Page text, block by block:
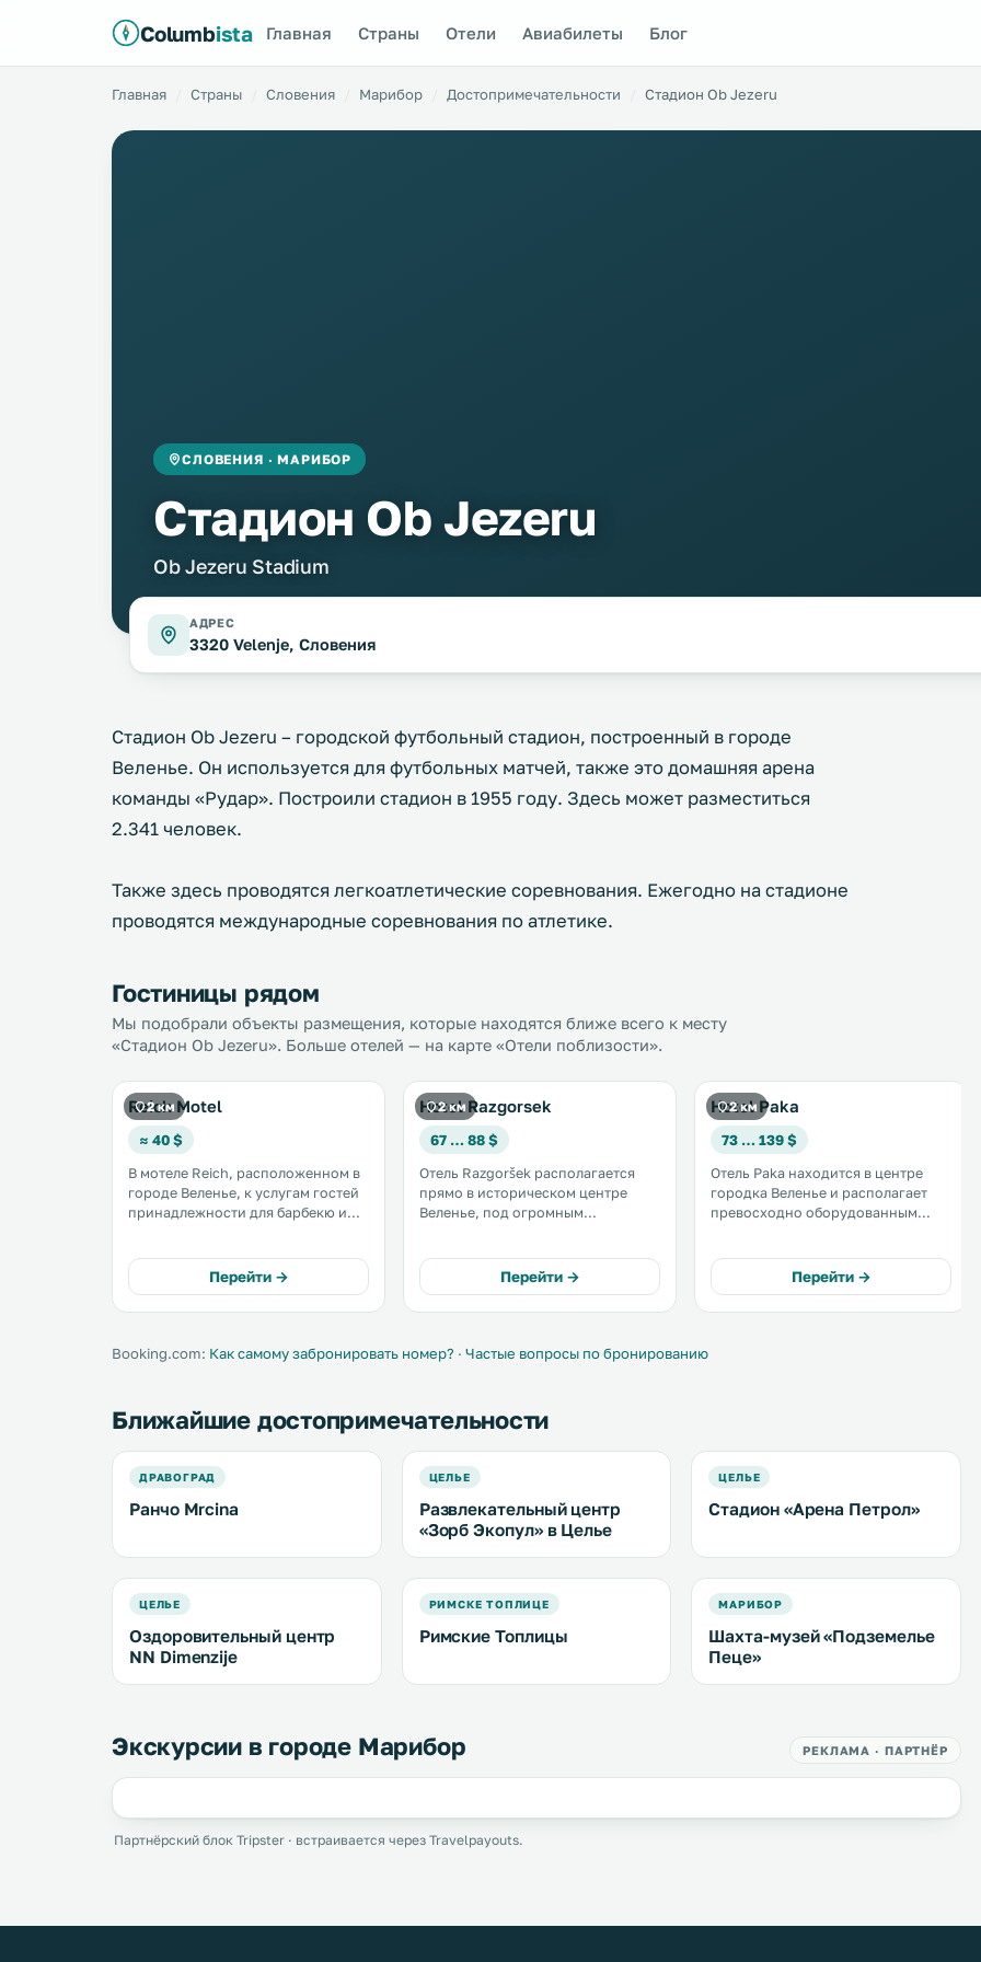
Columbista Главная Страны Отели Авиабилеты Блог
Главная Страны Словения Марибор Достопримечательности Стадион Ob Jezeru
СЛОВЕНИЯ · МАРИБОР
Стадион Ob Jezeru
Ob Jezeru Stadium
АДРЕС
3320 Velenje, Словения
Стадион Ob Jezeru – городской футбольный стадион, построенный в городе
Веленье. Он используется для футбольных матчей, также это домашняя арена
команды «Рудар». Построили стадион в 1955 году. Здесь может разместиться
2.341 человек.
Также здесь проводятся легкоатлетические соревнования. Ежегодно на стадионе
проводятся международные соревнования по атлетике.
Гостиницы рядом
Мы подобрали объекты размещения, которые находятся ближе всего к месту
«Стадион Ob Jezeru». Больше отелей — на карте «Отели поблизости».
2 км
Reich Motel
≈ 40 $
В мотеле Reich, расположенном в
городе Веленье, к услугам гостей
принадлежности для барбекю и
кондиционером и телевизором. В
некоторых из них имеется
гостиная зона. .
Перейти →
2 км
Hotel Razgorsek
67 … 88 $
Отель Razgoršek располагается
прямо в историческом центре
Веленье, под огромным
площади, отель отличается тихим
месторасположением на краю
леса. .
Перейти →
2 км
Hotel Paka
73 … 139 $
Отель Paka находится в центре
городка Веленье и располагает
превосходно оборудованным
беспроводным доступом в
Интернет и другими удобствами. .
Перейти →
Booking.com: Как самому забронировать номер? · Частые вопросы по бронированию
Ближайшие достопримечательности
ДРАВОГРАД
Ранчо Mrcina
ЦЕЛЬЕ
Развлекательный центр
«Зорб Экопул» в Целье
ЦЕЛЬЕ
Стадион «Арена Петрол»
ЦЕЛЬЕ
Оздоровительный центр
NN Dimenzije
РИМСКЕ ТОПЛИЦЕ
Римские Топлицы
МАРИБОР
Шахта-музей «Подземелье
Пеце»
Экскурсии в городе Марибор РЕКЛАМА · ПАРТНЁР
Партнёрский блок Tripster · встраивается через Travelpayouts.